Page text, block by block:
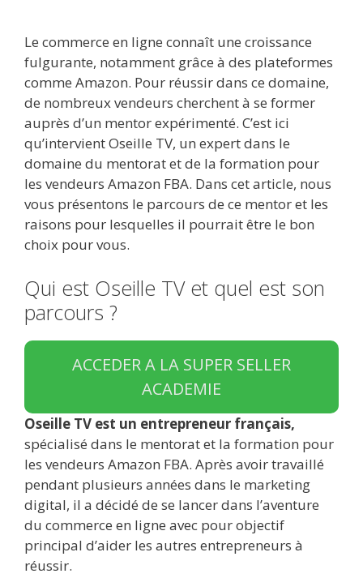
Le commerce en ligne connaît une croissance
fulgurante, notamment grâce à des plateformes
comme Amazon. Pour réussir dans ce domaine,
de nombreux vendeurs cherchent à se former
auprès d’un mentor expérimenté. C’est ici
qu’intervient Oseille TV, un expert dans le
domaine du mentorat et de la formation pour
les vendeurs Amazon FBA. Dans cet article, nous
vous présentons le parcours de ce mentor et les
raisons pour lesquelles il pourrait être le bon
choix pour vous.
Qui est Oseille TV et quel est son
parcours ?
ACCEDER A LA SUPER SELLER
ACADEMIE
Oseille TV est un entrepreneur français,
spécialisé dans le mentorat et la formation pour
les vendeurs Amazon FBA. Après avoir travaillé
pendant plusieurs années dans le marketing
digital, il a décidé de se lancer dans l’aventure
du commerce en ligne avec pour objectif
principal d’aider les autres entrepreneurs à
réussir.